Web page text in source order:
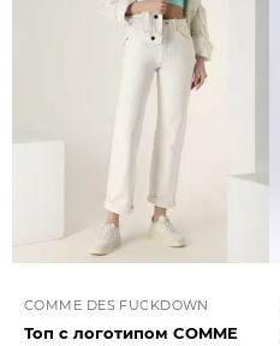
COMME DES FUCKDOWN
Топ с логотипом COMME